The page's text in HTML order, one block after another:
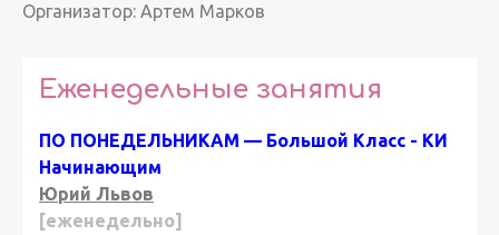
Организатор: Артем Марков
Еженедельные занятия
ПО ПОНЕДЕЛЬНИКАМ — Большой Класс - КИ
Начинающим
Юрий Львов
[еженедельно]